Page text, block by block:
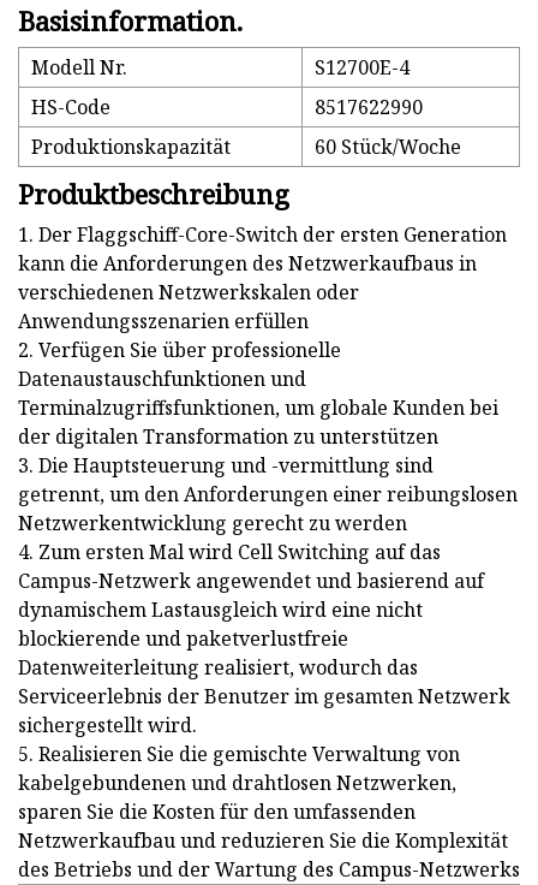
Basisinformation.
Modell Nr.
S12700E-4
HS-Code
8517622990
Produktionskapazität
60 Stück/Woche
Produktbeschreibung
1. Der Flaggschiff-Core-Switch der ersten Generation
kann die Anforderungen des Netzwerkaufbaus in
verschiedenen Netzwerkskalen oder
Anwendungsszenarien erfüllen
2. Verfügen Sie über professionelle
Datenaustauschfunktionen und
Terminalzugriffsfunktionen, um globale Kunden bei
der digitalen Transformation zu unterstützen
3. Die Hauptsteuerung und -vermittlung sind
getrennt, um den Anforderungen einer reibungslosen
Netzwerkentwicklung gerecht zu werden
4. Zum ersten Mal wird Cell Switching auf das
Campus-Netzwerk angewendet und basierend auf
dynamischem Lastausgleich wird eine nicht
blockierende und paketverlustfreie
Datenweiterleitung realisiert, wodurch das
Serviceerlebnis der Benutzer im gesamten Netzwerk
sichergestellt wird.
5. Realisieren Sie die gemischte Verwaltung von
kabelgebundenen und drahtlosen Netzwerken,
sparen Sie die Kosten für den umfassenden
Netzwerkaufbau und reduzieren Sie die Komplexität
des Betriebs und der Wartung des Campus-Netzwerks